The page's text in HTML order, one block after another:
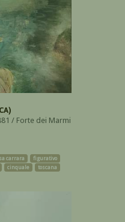
/ Forte dei Marmi
carrara
figurativo
cinquale toscana